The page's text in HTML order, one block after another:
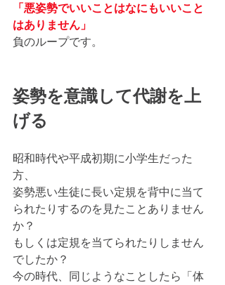
「悪姿勢でいいことはなにもいいこと
はありません」
負のループです。
姿勢を意識して代謝を上
げる
昭和時代や平成初期に小学生だった
方、
姿勢悪い生徒に長い定規を背中に当て
られたりするのを見たことありません
か？
もしくは定規を当てられたりしません
でしたか？
今の時代、同じようなことしたら「体